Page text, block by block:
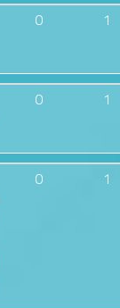
0 1
0 1
0 1